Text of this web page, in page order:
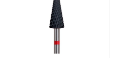
для быстрого снятия
геля, акрила и плотных
покрытий с пониженным